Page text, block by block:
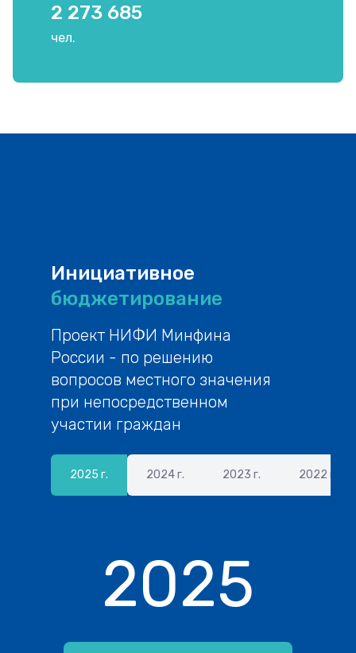
2 273 685
чел.
Инициативное
бюджетирование
Проект НИФИ Минфина
России - по решению
вопросов местного значения
при непосредственном
участии граждан
2025 г. 2024 г. 2023 г. 2022 г.